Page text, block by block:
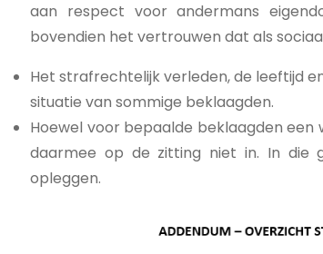
aan respect voor andermans
bovendien het vertrouwen dat als
Het strafrechtelijk verleden, de leeftijd
situatie van sommige beklaagden.
Hoewel voor bepaalde beklaagden
daarmee op de zitting niet in. In die
opleggen.